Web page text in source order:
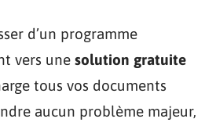
d’un programme
vers une solution gratuite
tous vos documents
aucun problème majeur,